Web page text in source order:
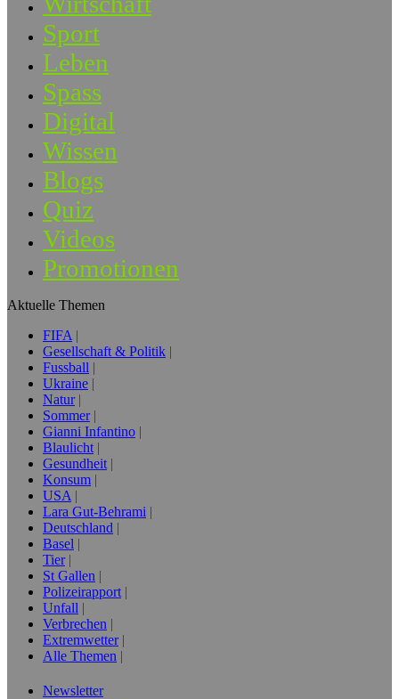
Sport
Leben
Spass
Digital
Wissen
Blogs
Quiz
Videos
Promotionen
Aktuelle Themen
FIFA
Gesellschaft & Politik
Fussball
Ukraine
Natur
Sommer
Gianni Infantino
Blaulicht
Gesundheit
Konsum
USA
Lara Gut-Behrami
Deutschland
Basel
Tier
St Gallen
Polizeirapport
Unfall
Verbrechen
Extremwetter
Alle Themen
Newsletter